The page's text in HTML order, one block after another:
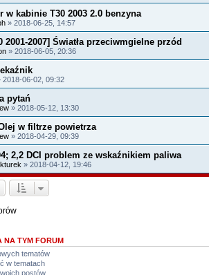
w kabinie T30 2003 2.0 benzyna
» 2018-06-25, 14:57
2001-2007] Światła przeciwmgielne przód
» 2018-06-05, 20:36
2018-06-02, 09:32
pytań
» 2018-05-12, 13:30
w filtrze powietrza
» 2018-04-29, 09:39
2,2 DCI problem ze wskaźnikiem paliwa
» 2018-04-12, 19:46
NA TYM FORUM
tematów
w tematach
postów